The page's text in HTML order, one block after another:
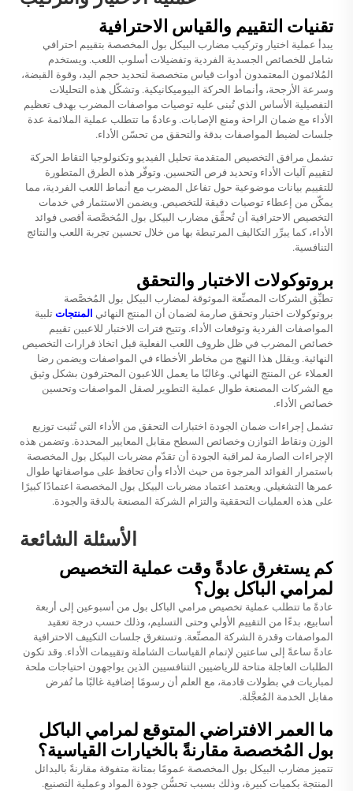
تقنيات التقييم والقياس الاحترافية
يبدأ عملية اختيار وتركيب مضارب البيكل بول المخصصة بتقييم احترافي
شامل للخصائص الجسدية الفردية وتفضيلات أسلوب اللعب. ويستخدم
المُلائمون المعتمدون أدوات قياس متخصصة لتحديد حجم اليد، وقوة القبضة،
وسرعة الأرجحة، وأنماط الحركة البيوميكانيكية. وتشكّل هذه التحليلات
التفصيلية الأساس الذي تُبنى عليه توصيات مواصفات المضرب بهدف تعظيم
الأداء مع ضمان الراحة ومنع الإصابات. وعادةً ما تتطلب عملية الملائمة عدة
جلسات لضبط المواصفات بدقة والتحقق من تحسّن الأداء.
تشمل مرافق التخصيص المتقدمة تحليل الفيديو وتكنولوجيا التقاط الحركة
لتقييم آليات الأداء وتحديد فرص التحسين. وتوفّر هذه الطرق المتطورة
للتقييم بيانات موضوعية حول تفاعل المضرب مع أنماط اللعب الفردية، مما
يمكّن من إعطاء توصيات دقيقة للتخصيص. ويضمن الاستثمار في خدمات
التخصيص الاحترافية أن تُحقِّق مضارب البيكل بول المُخصَّصة أقصى فوائد
الأداء، كما يبرِّر التكاليف المرتبطة بها من خلال تحسين تجربة اللعب والنتائج
التنافسية.
بروتوكولات الاختبار والتحقق
تطبِّق الشركات المصنِّعة الموثوقة لمضارب البيكل بول المُخصَّصة
بروتوكولات اختبار وتحقق صارمة لضمان أن المنتج النهائي المنتجات تلبية
المواصفات الفردية وتوقعات الأداء. وتتيح فترات الاختبار للاعبين تقييم
خصائص المضرب في ظل ظروف اللعب الفعلية قبل اتخاذ قرارات التخصيص
النهائية. ويقلل هذا النهج من مخاطر الأخطاء في المواصفات ويضمن رضا
العملاء عن المنتج النهائي. وغالبًا ما يعمل اللاعبون المحترفون بشكل وثيق
مع الشركات المصنعة طوال عملية التطوير لصقل المواصفات وتحسين
خصائص الأداء.
تشمل إجراءات ضمان الجودة اختبارات التحقق من الأداء التي تُثبت توزيع
الوزن ونقاط التوازن وخصائص السطح مقابل المعايير المحددة. وتضمن هذه
الإجراءات الصارمة لمراقبة الجودة أن تقدّم مضربات البيكل بول المخصصة
باستمرار الفوائد المرجوة من حيث الأداء وأن تحافظ على مواصفاتها طوال
عمرها التشغيلي. ويعتمد اعتماد مضربات البيكل بول المخصصة اعتمادًا كبيرًا
على هذه العمليات التحققية والتزام الشركة المصنعة بالدقة والجودة.
الأسئلة الشائعة
كم يستغرق عادةً وقت عملية التخصيص
لمرامي الباكل بول؟
عادةً ما تتطلب عملية تخصيص مرامي الباكل بول من أسبوعين إلى أربعة
أسابيع، بدءًا من التقييم الأولي وحتى التسليم، وذلك حسب درجة تعقيد
المواصفات وقدرة الشركة المصنِّعة. وتستغرق جلسات التكييف الاحترافية
عادةً ساعةً إلى ساعتين لإتمام القياسات الشاملة وتقييمات الأداء. وقد تكون
الطلبات العاجلة متاحة للرياضيين التنافسيين الذين يواجهون احتياجات ملحة
لمباريات في بطولات قادمة، مع العلم أن رسومًا إضافية غالبًا ما تُفرض
مقابل الخدمة المُعجَّلة.
ما العمر الافتراضي المتوقع لمرامي الباكل
بول المُخصصة مقارنةً بالخيارات القياسية؟
تتميز مضارب البيكل بول المخصصة عمومًا بمتانة متفوقة مقارنةً بالبدائل
المنتجة بكميات كبيرة، وذلك بسبب تحسُّن جودة المواد وعملية التصنيع.